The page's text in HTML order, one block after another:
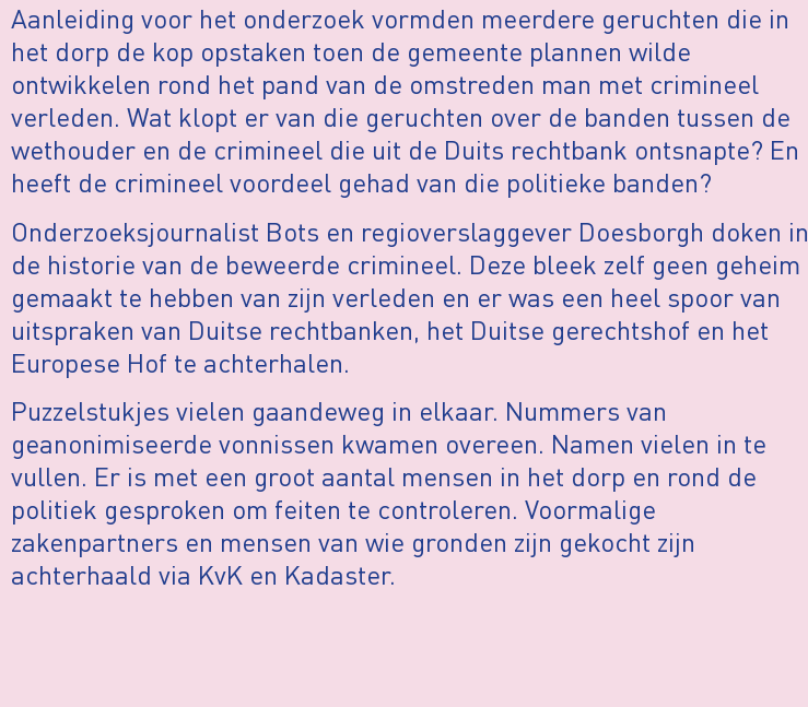
Aanleiding voor het onderzoek vormden meerdere geruchten die in
het dorp de kop opstaken toen de gemeente plannen wilde
ontwikkelen rond het pand van de omstreden man met crimineel
verleden. Wat klopt er van die geruchten over de banden tussen de
wethouder en de crimineel die uit de Duits rechtbank ontsnapte? En
heeft de crimineel voordeel gehad van die politieke banden?
Onderzoeksjournalist Bots en regioverslaggever Doesborgh doken in
de historie van de beweerde crimineel. Deze bleek zelf geen geheim
gemaakt te hebben van zijn verleden en er was een heel spoor van
uitspraken van Duitse rechtbanken, het Duitse gerechtshof en het
Europese Hof te achterhalen.
Puzzelstukjes vielen gaandeweg in elkaar. Nummers van
geanonimiseerde vonnissen kwamen overeen. Namen vielen in te
vullen. Er is met een groot aantal mensen in het dorp en rond de
politiek gesproken om feiten te controleren. Voormalige
zakenpartners en mensen van wie gronden zijn gekocht zijn
achterhaald via KvK en Kadaster.